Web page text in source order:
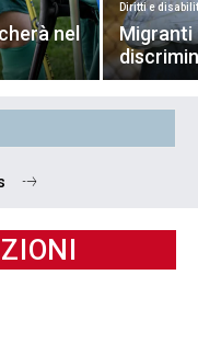
nel
Diritti e
Migranti